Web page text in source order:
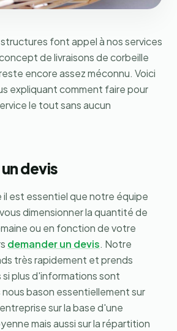
font appel à nos services
de livraisons de corbeille
encore assez méconnu. Voici
expliquant comment faire pour
le tout sans aucun
devis
est essentiel que notre équipe
dimensionner la quantité de
ou en fonction de votre
demander un devis. Notre
très rapidement et prends
plus d'informations sont
bason essentiellement sur
sur la base d'une
mais aussi sur la répartition